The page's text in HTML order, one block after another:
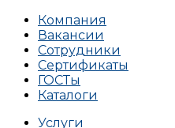
Компания
Вакансии
Сотрудники
Сертификаты
ГОСТы
Каталоги
Услуги